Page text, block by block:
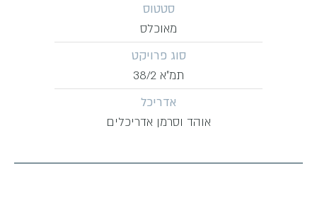
סטטוס
מאוכלס
סוג פרויקט
תמ״א 38/2
אדריכל
אוהד וסרמן אדריכלים